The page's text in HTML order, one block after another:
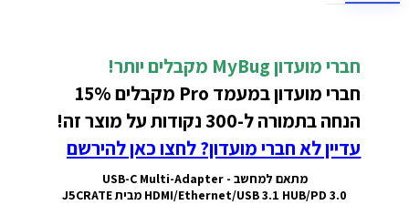
חברי מועדון MyBug מקבלים יותר!
חברי מועדון במעמד Pro מקבלים 15%
הנחה בתמורה ל-300 נקודות על מוצר זה!
עדיין לא חברי מועדון? לחצו כאן להירשם
מתאם למחשב USB-C Multi-Adapter -
HDMI/Ethernet/USB 3.1 HUB/PD 3.0 מבית J5CRATE